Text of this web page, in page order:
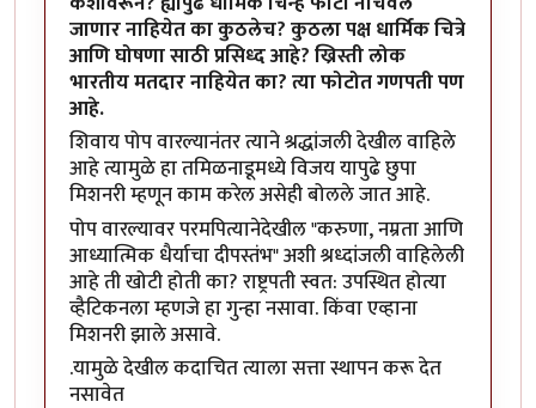
जाणार नाहियेत का कुठलेच? कुठला पक्ष धार्मिक चित्रे
आणि घोषणा साठी प्रसिध्द आहे? ख्रिस्ती लोक
भारतीय मतदार नाहियेत का? त्या फोटोत गणपती पण
आहे.
शिवाय पोप वारल्यानंतर त्याने श्रद्धांजली देखील वाहिले
आहे त्यामुळे हा तमिळनाडूमध्ये विजय यापुढे छुपा
मिशनरी म्हणून काम करेल असेही बोलले जात आहे.
पोप वारल्यावर परमपित्यानेदेखील "करुणा, नम्रता आणि
आध्यात्मिक धैर्याचा दीपस्तंभ" अशी श्रध्दांजली वाहिलेली
आहे ती खोटी होती का? राष्ट्रपती स्वत: उपस्थित होत्या
व्हैटिकनला म्हणजे हा गुन्हा नसावा. किंवा एव्हाना
मिशनरी झाले असावे.
.यामुळे देखील कदाचित त्याला सत्ता स्थापन करू देत
नसावेत